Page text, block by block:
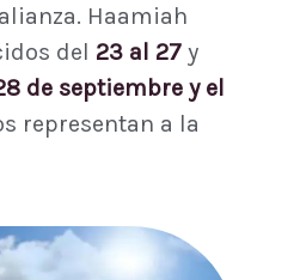
Haamiah
del 23 al 27 y
de septiembre y el
representan a la